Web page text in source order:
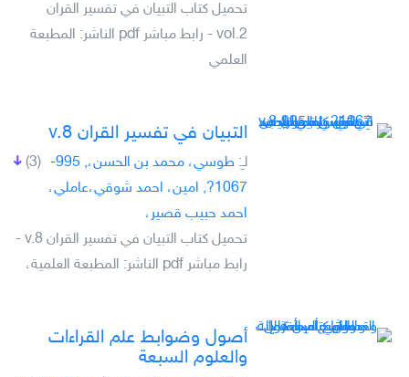
تحميل كتاب التبيان في تفسير القران
vol.2 - رابط مباشر pdf الناشر: المطبعة
العلمي
التبيان في تفسير القران v.8
(3) لـِ:
طوسي، محمد بن الحسن،, 995-
1067?, امين، احمد شوقي،عاملي،
احمد حبيب قصير،
تحميل كتاب التبيان في تفسير القران v.8 -
رابط مباشر pdf الناشر: المطبعة العلمية،
أصول وضوابط علم القراءات
والعلوم السبعة